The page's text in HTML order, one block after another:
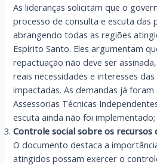
As lideranças solicitam que o
processo de consulta e escuta das
abrangendo todas as regiões
Espírito Santo. Eles argumentam
repactuação não deve ser
reais necessidades e interesses
impactadas. As demandas já
Assessorias Técnicas
escuta ainda não foi implementado;
Controle social sobre os recursos
O documento destaca a
atingidos possam exercer o